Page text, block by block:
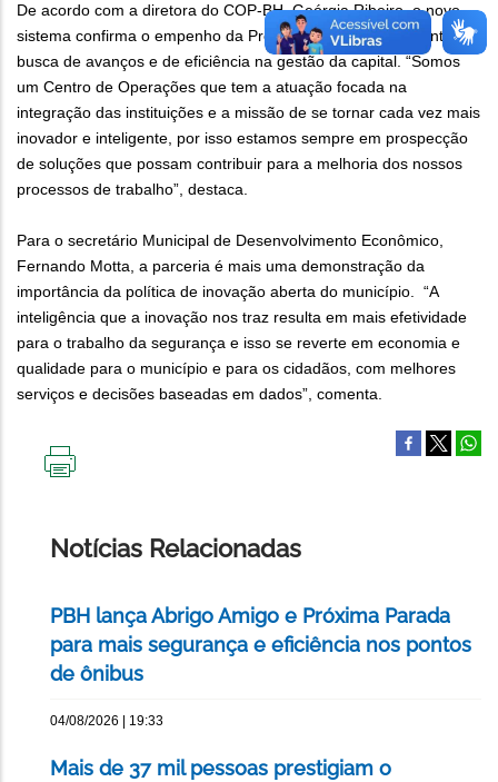
De acordo com a diretora do COP-BH, Geórgia Ribeiro, o novo
sistema confirma o empenho da Prefeitura em uma constante
busca de avanços e de eficiência na gestão da capital. “Somos
um Centro de Operações que tem a atuação focada na
integração das instituições e a missão de se tornar cada vez mais
inovador e inteligente, por isso estamos sempre em prospecção
de soluções que possam contribuir para a melhoria dos nossos
processos de trabalho”, destaca.
Para o secretário Municipal de Desenvolvimento Econômico,
Fernando Motta, a parceria é mais uma demonstração da
importância da política de inovação aberta do município. “A
inteligência que a inovação nos traz resulta em mais efetividade
para o trabalho da segurança e isso se reverte em economia e
qualidade para o município e para os cidadãos, com melhores
serviços e decisões baseadas em dados”, comenta.
Notícias Relacionadas
PBH lança Abrigo Amigo e Próxima Parada
para mais segurança e eficiência nos pontos
de ônibus
04/08/2026 | 19:33
Mais de 37 mil pessoas prestigiam o